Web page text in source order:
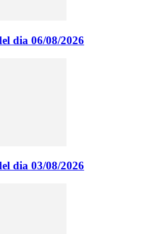
dia 06/08/2026
dia 03/08/2026